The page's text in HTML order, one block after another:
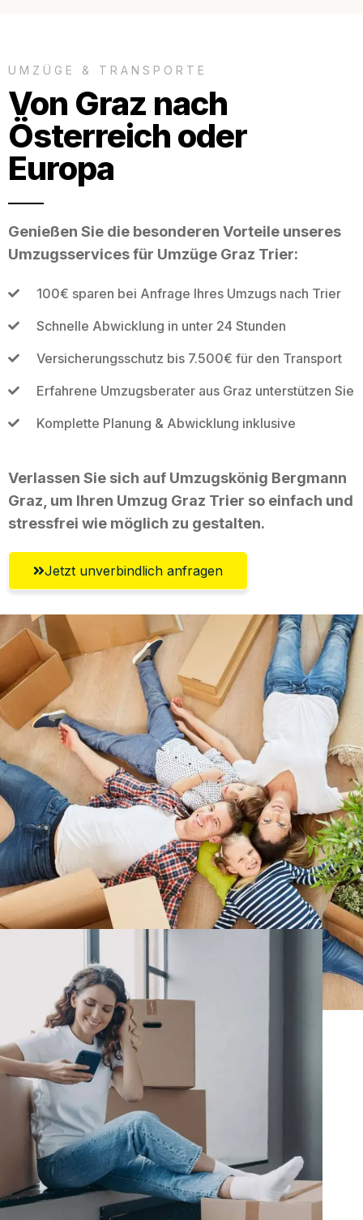
UMZÜGE & TRANSPORTE
Von Graz nach
Österreich oder
Europa
Genießen Sie die besonderen Vorteile unseres
Umzugsservices für Umzüge Graz Trier:
100€ sparen bei Anfrage Ihres Umzugs nach Trier
Schnelle Abwicklung in unter 24 Stunden
Versicherungsschutz bis 7.500€ für den Transport
Erfahrene Umzugsberater aus Graz unterstützen Sie
Komplette Planung & Abwicklung inklusive
Verlassen Sie sich auf Umzugskönig Bergmann
Graz, um Ihren Umzug Graz Trier so einfach und
stressfrei wie möglich zu gestalten.
Jetzt unverbindlich anfragen